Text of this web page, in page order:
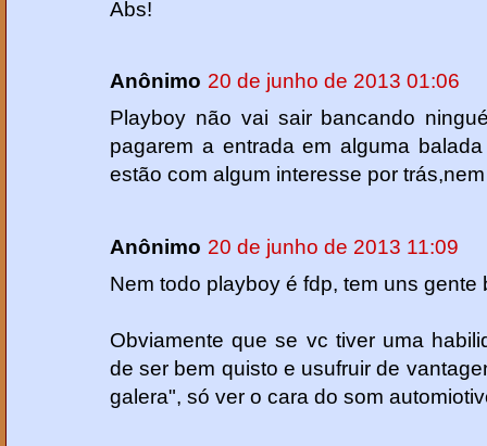
Abs!
Anônimo 20 de junho de 2013 01:06
Playboy não vai sair bancando
pagarem a entrada em alguma
estão com algum interesse por
Anônimo 20 de junho de 2013 11:09
Nem todo playboy é fdp, tem uns gente
Obviamente que se vc tiver uma
de ser bem quisto e usufruir de
galera", só ver o cara do som